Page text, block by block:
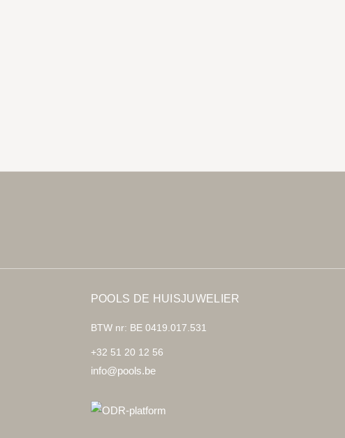
POOLS DE HUISJUWELIER
BTW nr: BE 0419.017.531
+32 51 20 12 56
info@pools.be